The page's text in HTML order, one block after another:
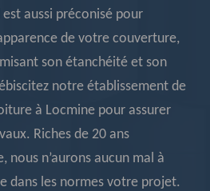
est aussi préconisé pour
de votre couverture,
son étanchéité et son
notre établissement de
à Locmine pour assurer
Riches de 20 ans
nous n’aurons aucun mal à
dans les normes votre projet.